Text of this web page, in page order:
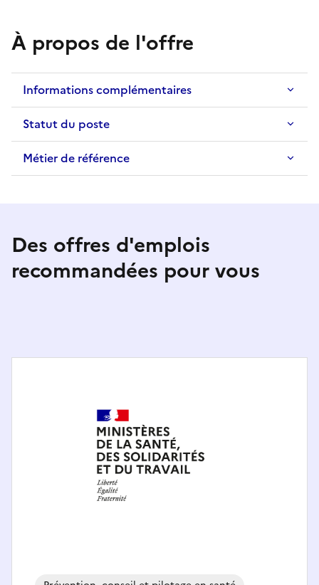
À propos de l'offre
Informations complémentaires
Statut du poste
Métier de référence
Des offres d'emplois
recommandées pour vous